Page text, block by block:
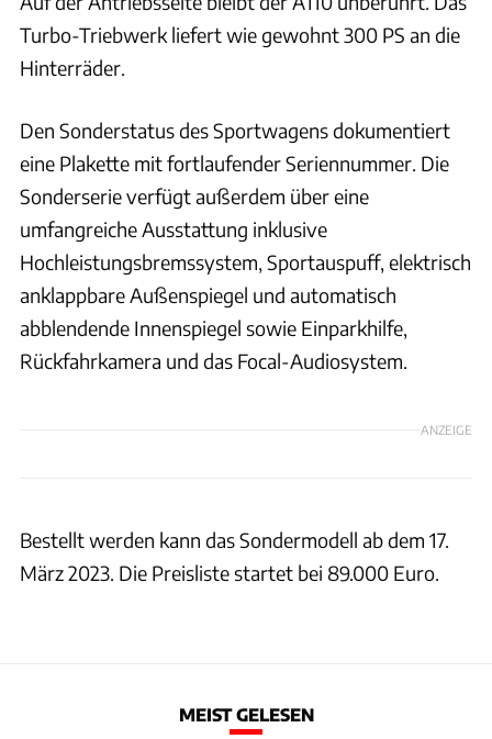
Turbo-Triebwerk liefert wie gewohnt 300 PS an die
Hinterräder.
Den Sonderstatus des Sportwagens dokumentiert
eine Plakette mit fortlaufender Seriennummer. Die
Sonderserie verfügt außerdem über eine
umfangreiche Ausstattung inklusive
Hochleistungsbremssystem, Sportauspuff, elektrisch
anklappbare Außenspiegel und automatisch
abblendende Innenspiegel sowie Einparkhilfe,
Rückfahrkamera und das Focal-Audiosystem.
ANZEIGE
Bestellt werden kann das Sondermodell ab dem 17.
März 2023. Die Preisliste startet bei 89.000 Euro.
MEIST GELESEN